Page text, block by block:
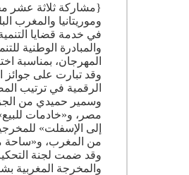
{مشاركة ثلاثة عشر
وموريتانيا والمغرب
في خدمة قضايا
والمبادرة الوطنية
المهرجان، بمناسبة
وقد تبارت على
الرقمية في ترتيب
وسمير حميدي من
مصر، و«خادمات
إلى الإسفلت»
من المغرب، و«ساحة
وقد ضمت لجنة التحكيم
والمخرجة المغربية